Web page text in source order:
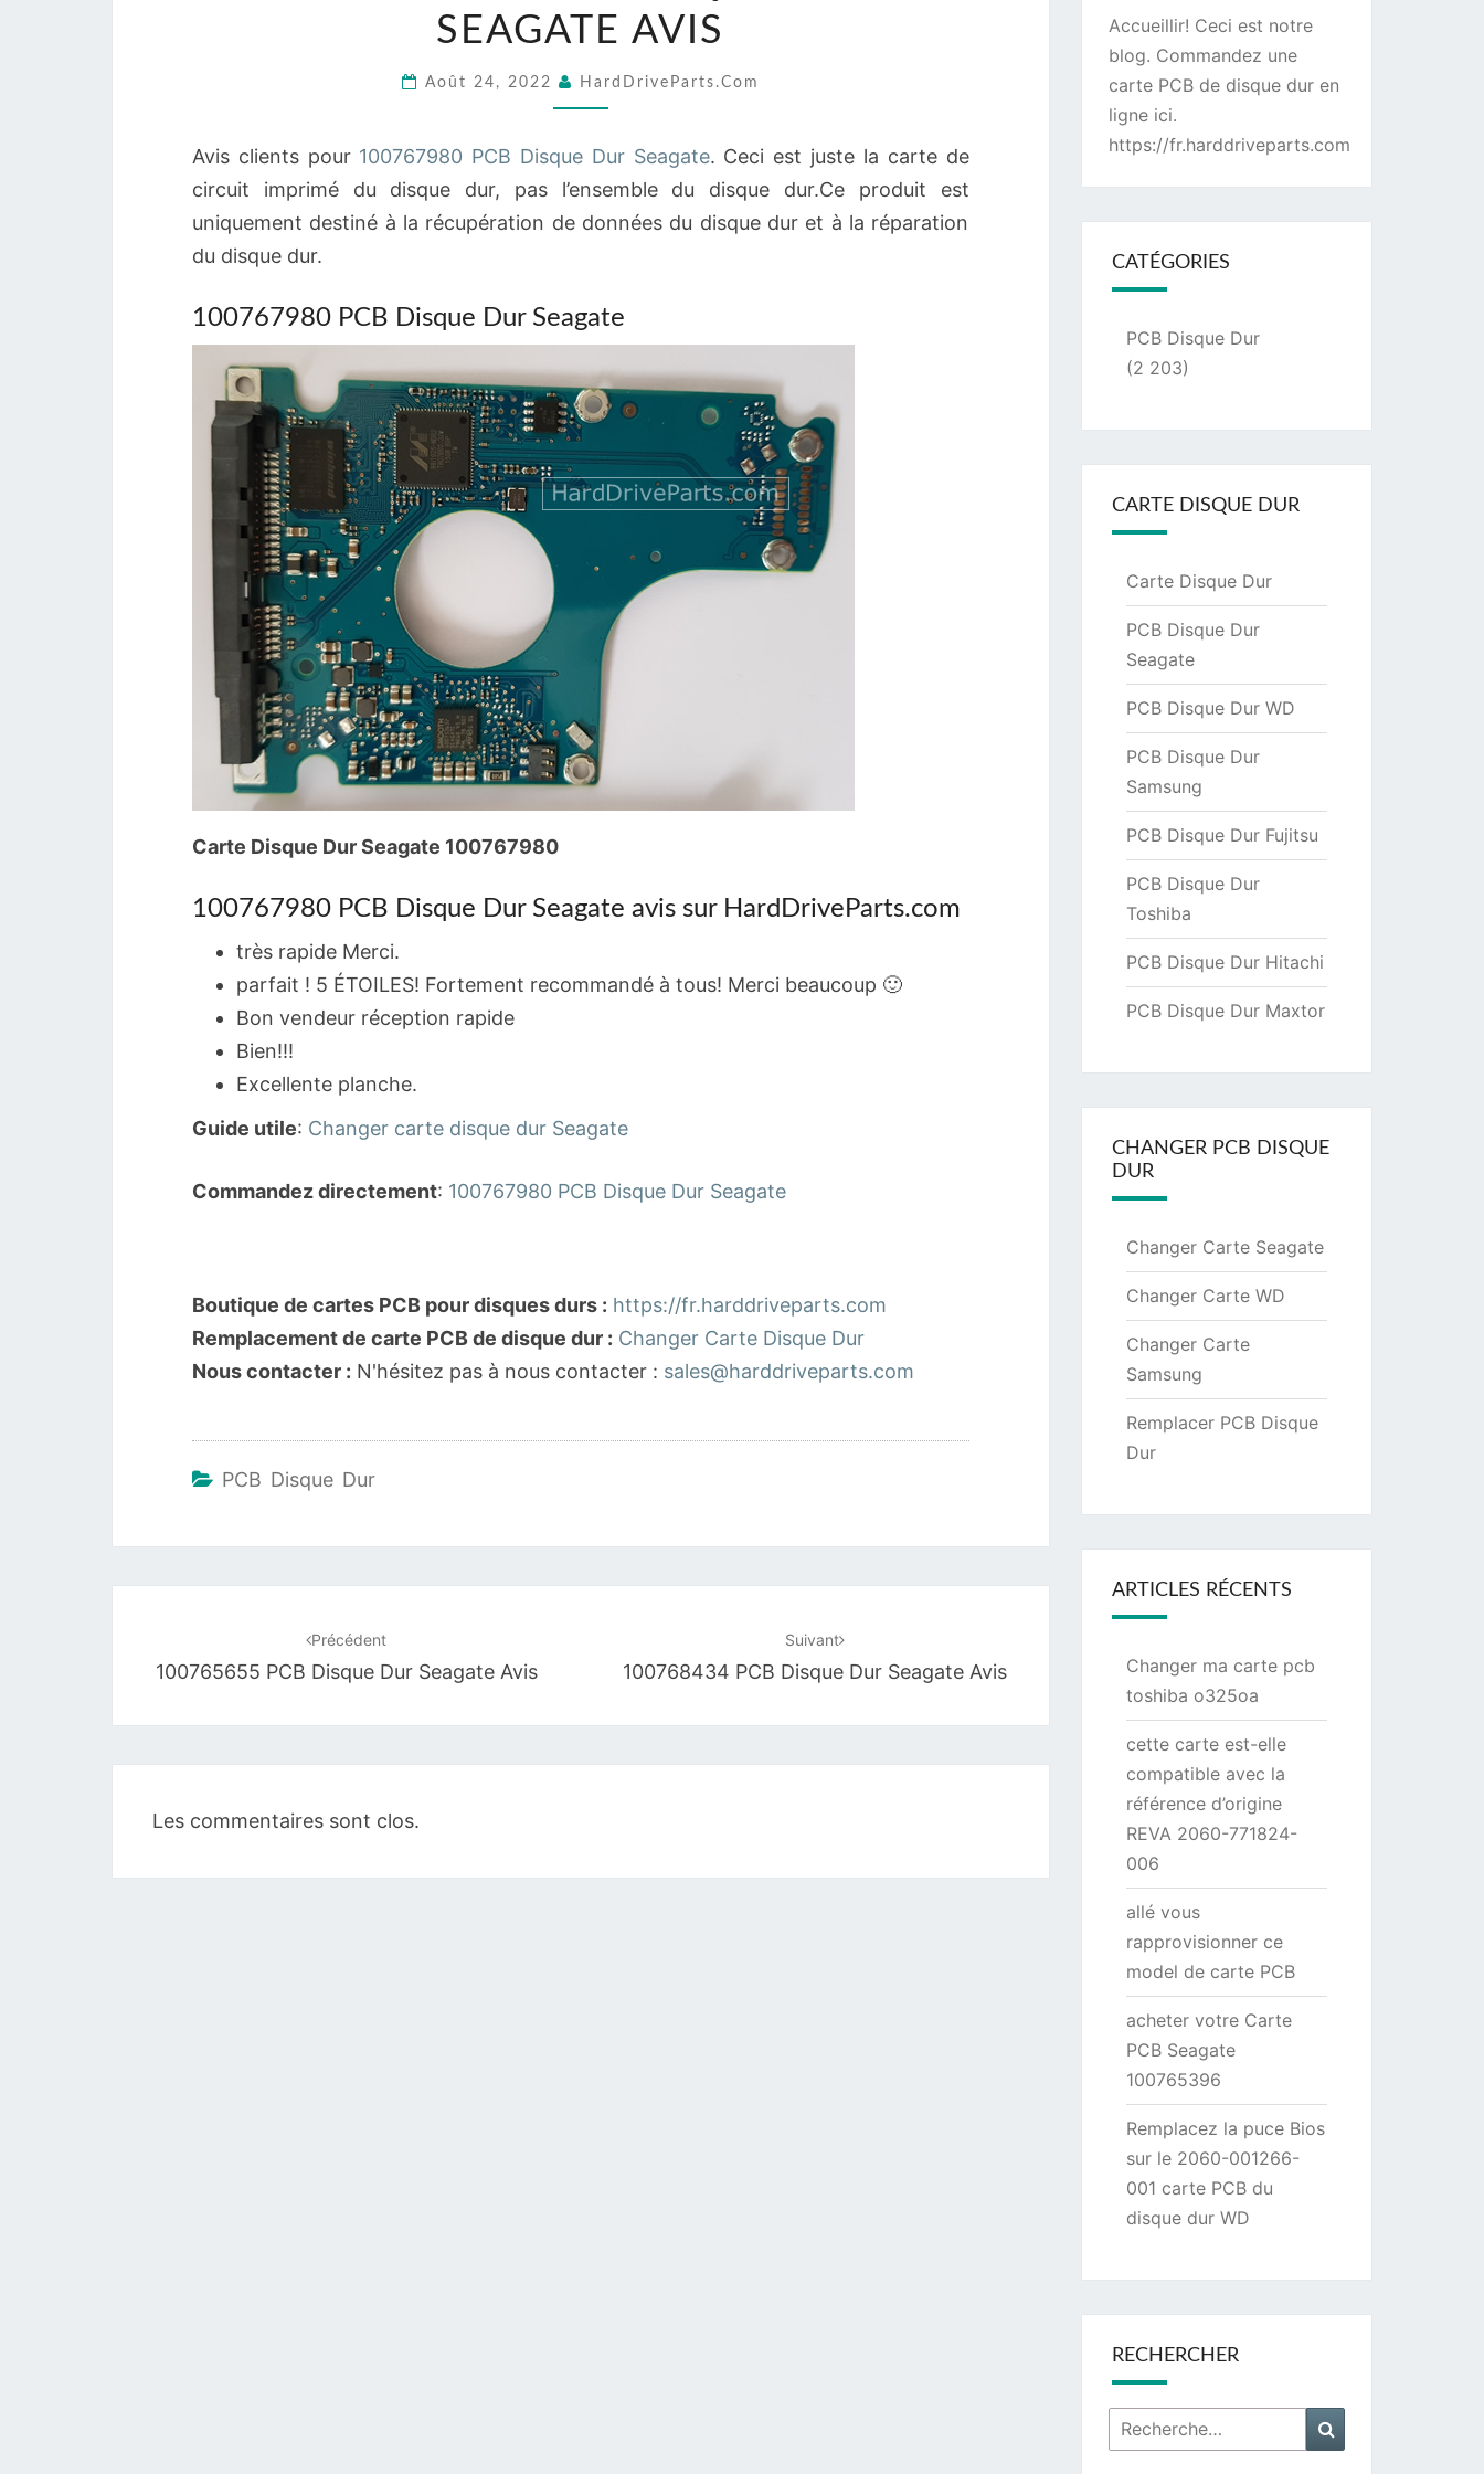
DISQUE
SEAGATE
SEAGATE AVIS
Août 24, 2022 HardDriveParts.com
Avis clients pour 100767980 PCB Disque Dur Seagate. Ceci est juste la carte de
circuit imprimé du disque dur, pas l’ensemble du disque dur.Ce produit est
uniquement destiné à la récupération de données du disque dur et à la réparation
du disque dur.
100767980 PCB Disque Dur Seagate
Carte Disque Dur Seagate 100767980
100767980 PCB Disque Dur Seagate avis sur HardDriveParts.com
très rapide Merci.
parfait ! 5 ÉTOILES! Fortement recommandé à tous! Merci beaucoup 🙂
Bon vendeur réception rapide
Bien!!!
Excellente planche.
Guide utile: Changer carte disque dur Seagate
Commandez directement: 100767980 PCB Disque Dur Seagate
Boutique de cartes PCB pour disques durs : https://fr.harddriveparts.com
Remplacement de carte PCB de disque dur : Changer Carte Disque Dur
Nous contacter : N'hésitez pas à nous contacter : sales@harddriveparts.com
PCB Disque Dur
Précédent
100765655 PCB Disque Dur Seagate Avis
Suivant
100768434 PCB Disque Dur Seagate Avis
Les commentaires sont clos.
Accueillir! Ceci est notre
blog. Commandez une
carte PCB de disque duren
ligne ici.
https://fr.harddriveparts.com
CATÉGORIES
PCB Disque Dur
(2 203)
CARTE DISQUE DUR
Carte Disque Dur
PCB Disque Dur
Seagate
PCB Disque Dur WD
PCB Disque Dur
Samsung
PCB Disque Dur Fujitsu
PCB Disque Dur
Toshiba
PCB Disque Dur Hitachi
PCB Disque Dur Maxtor
CHANGER PCB DISQUE
DUR
Changer Carte Seagate
Changer Carte WD
Changer Carte
Samsung
Remplacer PCB Disque
Dur
ARTICLES RÉCENTS
Changer ma carte pcb
toshiba o325oa
cette carte est-elle
compatible avec la
référence d’origine
REVA 2060-771824-
006
allé vous
rapprovisionner ce
model de carte PCB
acheter votre Carte
PCB Seagate
100765396
Remplacez la puce Bios
sur le 2060-001266-
001 carte PCB du
disque dur WD
RECHERCHER
Rechercher :